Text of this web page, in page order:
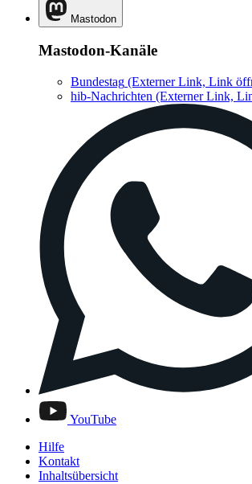
Mastodon
Mastodon-Kanäle
Bundestag (Externer Link, Link
hib-Nachrichten (Externer Link,
YouTube
Hilfe
Kontakt
Inhaltsübersicht